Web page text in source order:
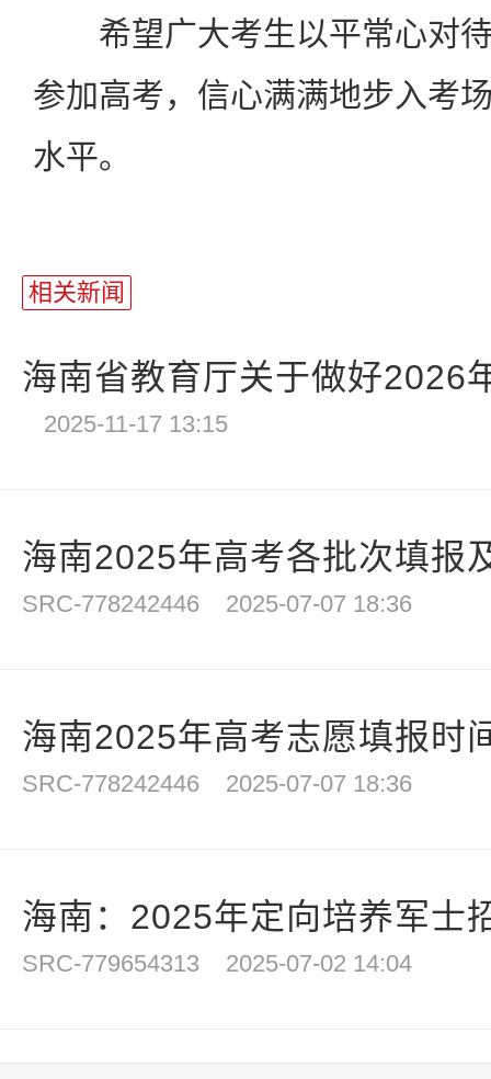
希望广大考生以平常心对待
参加高考，信心满满地步入考
水平。
相关新闻
海南省教育厅关于做好2026
2025-11-17 13:15
海南2025年高考各批次填报
SRC-778242446 2025-07-07 18:36
海南2025年高考志愿填报时
SRC-778242446 2025-07-07 18:36
海南：2025年定向培养军士
SRC-779654313 2025-07-02 14:04